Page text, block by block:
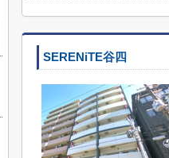
SERENiTE谷四